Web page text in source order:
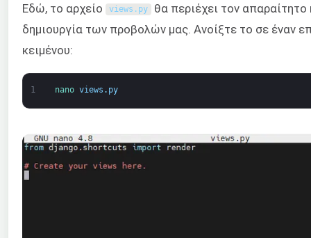
Εδώ, το αρχείο views . py θα περιέχει τον απαραίτητο
δημιουργία των προβολών μας. Ανοίξτε το σε έναν
κειμένου:
1 nano views . py